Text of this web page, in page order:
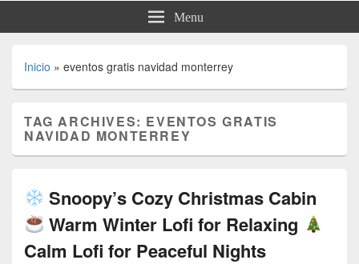
Menu
Inicio » eventos gratis navidad monterrey
TAG ARCHIVES: EVENTOS GRATIS
NAVIDAD MONTERREY
Snoopy’s Cozy Christmas Cabin
Warm Winter Lofi for Relaxing
Calm Lofi for Peaceful Nights